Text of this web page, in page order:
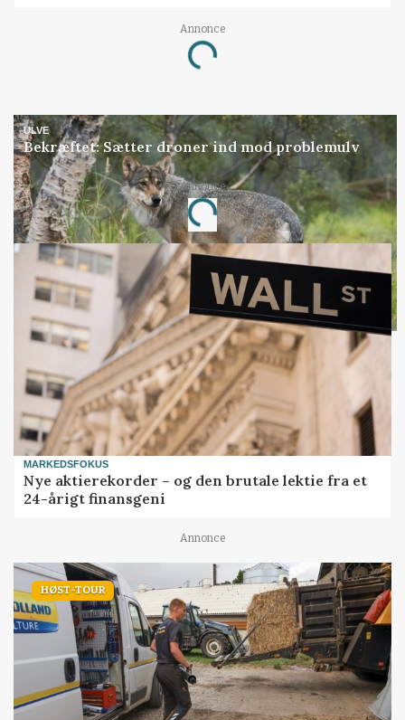
Annonce
Loading...
ULVE
Bekræftet: Sætter droner ind mod problemulv
Annonce
Loading...
MARKEDSFOKUS
Nye aktierekorder – og den brutale lektie fra et
24-årigt finansgeni
Annonce
HØST-TOUR